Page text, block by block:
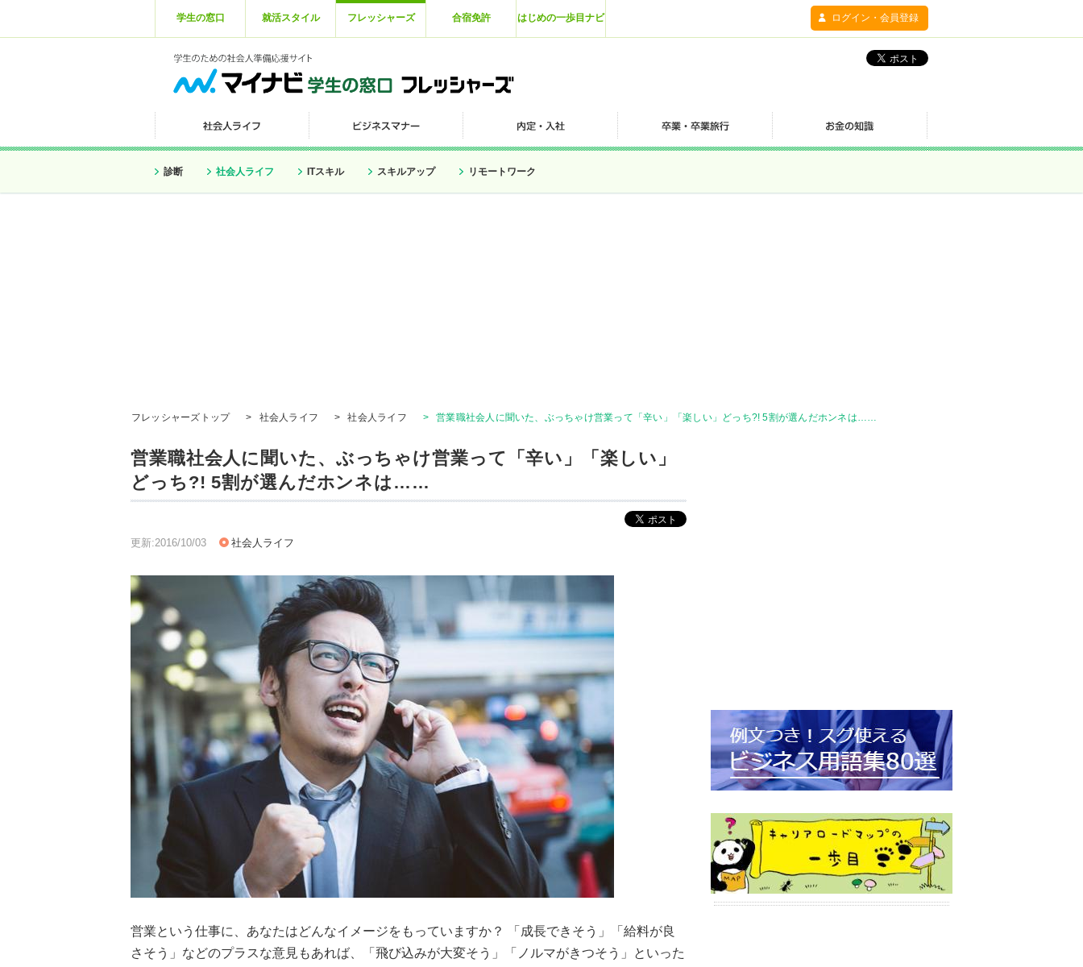
学生の窓口 就活スタイル フレッシャーズ 合宿免許 はじめの一歩目ナビ ログイン・会員登録
診断 社会人ライフ ITスキル スキルアップ リモートワーク
フレッシャーズトップ > 社会人ライフ > 社会人ライフ > 営業職社会人に聞いた、ぶっちゃけ営業って「辛い」「楽しい」どっち?! 5割が選んだホンネは……
営業職社会人に聞いた、ぶっちゃけ営業って「辛い」「楽しい」
どっち?! 5割が選んだホンネは……
更新:2016/10/03 社会人ライフ
営業という仕事に、あなたはどんなイメージをもっていますか？ 「成長できそう」「給料が良
さそう」などのプラスな意見もあれば、「飛び込みが大変そう」「ノルマがきつそう」といった